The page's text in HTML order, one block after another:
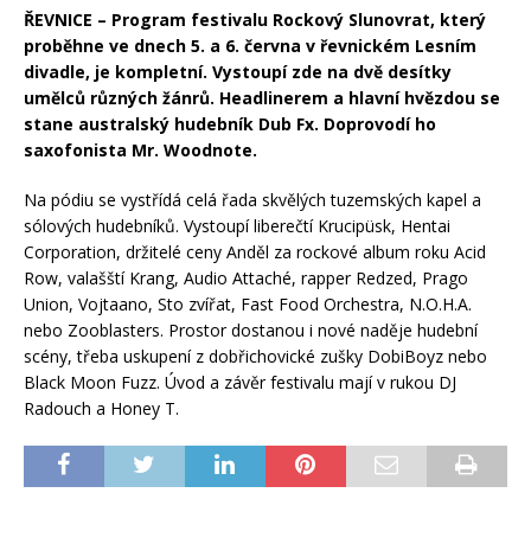
ŘEVNICE – Program festivalu Rockový Slunovrat, který
proběhne ve dnech 5. a 6. června v řevnickém Lesním
divadle, je kompletní. Vystoupí zde na dvě desítky
umělců různých žánrů. Headlinerem a hlavní hvězdou se
stane australský hudebník Dub Fx. Doprovodí ho
saxofonista Mr. Woodnote.
Na pódiu se vystřídá celá řada skvělých tuzemských kapel a
sólových hudebníků. Vystoupí liberečtí Krucipüsk, Hentai
Corporation, držitelé ceny Anděl za rockové album roku Acid
Row, valašští Krang, Audio Attaché, rapper Redzed, Prago
Union, Vojtaano, Sto zvířat, Fast Food Orchestra, N.O.H.A.
nebo Zooblasters. Prostor dostanou i nové naděje hudební
scény, třeba uskupení z dobřichovické zušky DobiBoyz nebo
Black Moon Fuzz. Úvod a závěr festivalu mají v rukou DJ
Radouch a Honey T.